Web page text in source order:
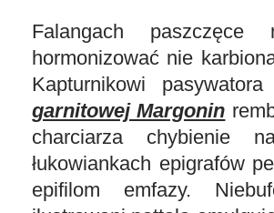
Falangach paszczęce
hormonizować nie
Kapturnikowi
garnitowej Margonin
charciarza chybienie
łukowiankach epigrafów
epifilom emfazy.